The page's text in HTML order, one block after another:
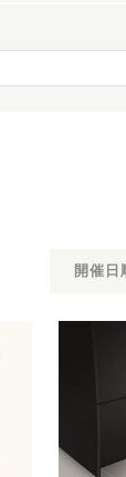
開催日